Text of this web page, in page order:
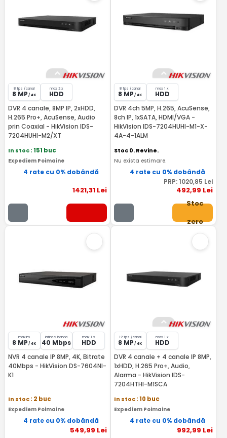
8 fps /canal
8 MP / 4K
max 2 x
HDD
DVR 4 canale, 8MP IP, 2xHDD,
H.265 Pro+, AcuSense, Audio
prin Coaxial - HikVision IDS-
7204HUHI-M2/XT
In stoc: 151 buc
Expediem Poimaine
4 rate cu 0% dobândă
1421,31Lei
8 fps /canal
8 MP / 4K
max 1 x
HDD
DVR 4ch 5MP, H.265, AcuSense,
8ch IP, 1xSATA, HDMI/VGA -
HikVision IDS-7204HUHI-M1-X-
4A-4-1ALM
Stoc 0. Revine.
Nu exista estimare.
4 rate cu 0% dobândă
PRP: 1020,85 Lei
492,99 Lei
Stoc
zero
maxim
8 MP / 4K
latime banda
40 Mbps
max 1 x
HDD
NVR 4 canale IP 8MP, 4K, Bitrate
40Mbps - HikVision DS-7604NI-
K1
In stoc: 2 buc
Expediem Poimaine
4 rate cu 0% dobândă
549,99 Lei
12 fps /canal
8 MP / 4K
max 1 x
HDD
DVR 4 canale + 4 canale IP 8MP,
1xHDD, H.265 Pro+, Audio,
Alarma - HikVision IDS-
7204HTHI-M1SCA
In stoc: 10 buc
Expediem Poimaine
4 rate cu 0% dobândă
992,99 Lei